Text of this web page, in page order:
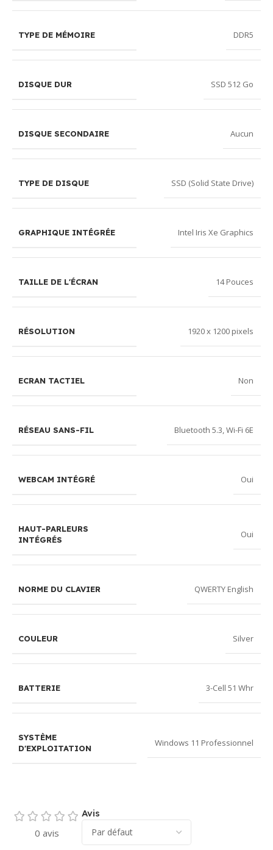
TYPE DE MÉMOIRE DDR5
DISQUE DUR SSD 512 Go
DISQUE SECONDAIRE Aucun
TYPE DE DISQUE SSD (Solid State Drive)
GRAPHIQUE INTÉGRÉE Intel Iris Xe Graphics
TAILLE DE L'ÉCRAN 14 Pouces
RÉSOLUTION 1920 x 1200 pixels
ECRAN TACTIEL Non
RÉSEAU SANS-FIL Bluetooth 5.3,Wi-Fi 6E
WEBCAM INTÉGRÉ Oui
HAUT-PARLEURS
INTÉGRÉS
Oui
NORME DU CLAVIER QWERTY English
COULEUR Silver
BATTERIE 3-Cell 51 Whr
SYSTÈME
D'EXPLOITATION
Windows 11 Professionnel
0 avis
Avis